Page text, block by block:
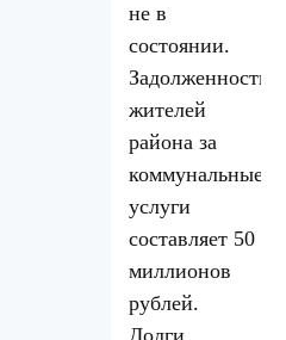
не в
состоянии.
Задолженность
жителей
района за
коммунальные
услуги
составляет 50
миллионов
рублей.